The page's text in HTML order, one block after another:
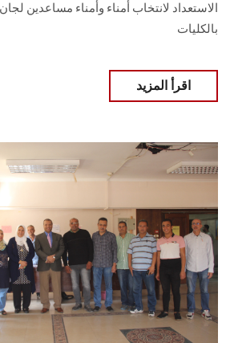
سجل الان
الاستعداد لانتخاب أمناء وأمناء مساعدين لجان
بالكليات
اقرأ المزيد